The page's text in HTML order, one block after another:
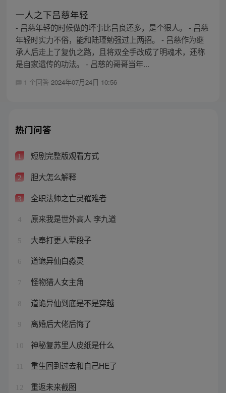
一人之下吕慈年轻
- 吕慈年轻的时候做的坏事比吕良还多，是个狠人。 - 吕慈
年轻时实力不俗，能和陆瑾勉强过上两招。 - 吕慈作为继
承人后走上了复仇之路，且将双全手改成了明魂术，还称
是自家遗传的功法。 - 吕慈的哥哥当年...
1 个回答 2024年07月24日 10:56
热门问答
1 短剧完整版观看方式
2 胆大怎么解释
3 全职法师之亡灵罹难者
4 原来我是世外高人 李九道
5 大奉打更人荤段子
6 道诡异仙白淼灵
7 怪物猎人女主角
8 道诡异仙到底是不是穿越
9 离婚后大佬后悔了
10 神秘复苏里人皮纸是什么
重生回到过去和自己HE了
12 重返未来截图